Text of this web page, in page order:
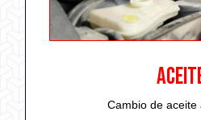
Cambio de aceite